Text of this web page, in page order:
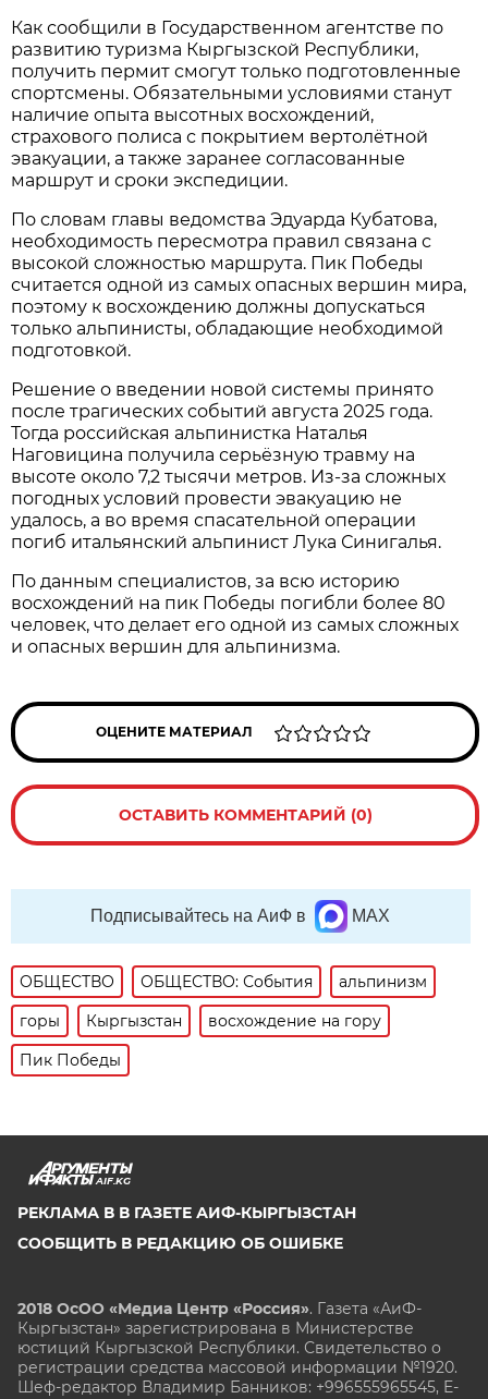
Как сообщили в Государственном агентстве по
развитию туризма Кыргызской Республики,
получить пермит смогут только подготовленные
спортсмены. Обязательными условиями станут
наличие опыта высотных восхождений,
страхового полиса с покрытием вертолётной
эвакуации, а также заранее согласованные
маршрут и сроки экспедиции.
По словам главы ведомства Эдуарда Кубатова,
необходимость пересмотра правил связана с
высокой сложностью маршрута. Пик Победы
считается одной из самых опасных вершин мира,
поэтому к восхождению должны допускаться
только альпинисты, обладающие необходимой
подготовкой.
Решение о введении новой системы принято
после трагических событий августа 2025 года.
Тогда российская альпинистка Наталья
Наговицина получила серьёзную травму на
высоте около 7,2 тысячи метров. Из-за сложных
погодных условий провести эвакуацию не
удалось, а во время спасательной операции
погиб итальянский альпинист Лука Синигалья.
По данным специалистов, за всю историю
восхождений на пик Победы погибли более 80
человек, что делает его одной из самых сложных
и опасных вершин для альпинизма.
ОЦЕНИТЕ МАТЕРИАЛ
ОСТАВИТЬ КОММЕНТАРИЙ (0)
Подписывайтесь на АиФ в MAX
ОБЩЕСТВО ОБЩЕСТВО: События
альпинизм
горы
Кыргызстан
восхождение на гору
Пик Победы
AIF.KG
РЕКЛАМА В В ГАЗЕТЕ АИФ-КЫРГЫЗСТАН
СООБЩИТЬ В РЕДАКЦИЮ ОБ ОШИБКЕ
2018 ОсОО «Медиа Центр «Россия». Газета «АиФ-
Кыргызстан» зарегистрирована в Министерстве
юстиций Кыргызской Республики. Свидетельство о
регистрации средства массовой информации №1920.
Шеф-редактор Владимир Банников: +996555965545, E-